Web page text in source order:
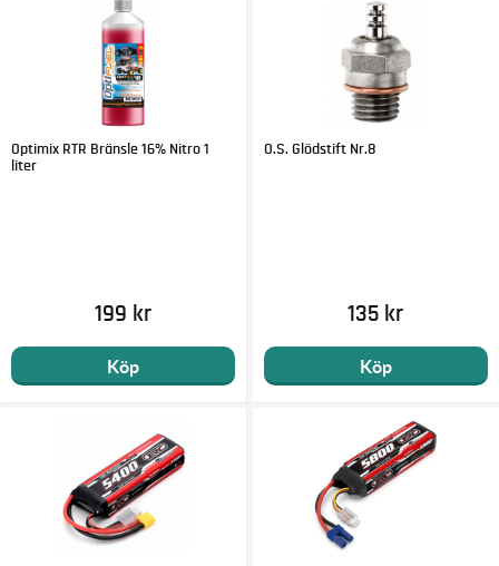
Optimix RTR Bränsle 16% Nitro 1
liter
199 kr
Köp
O.S. Glödstift Nr.8
135 kr
Köp